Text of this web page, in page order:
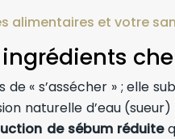
alimentaires et votre
« s’assécher » ; elle
naturelle d’eau
de sébum réduite